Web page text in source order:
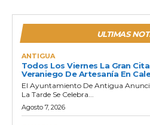
ULTIMAS
ANTIGUA
Todos Los Viernes La Gran
Veraniego De Artesanía En
El Ayuntamiento De Antigua
La Tarde Se Celebra...
Agosto 7, 2026